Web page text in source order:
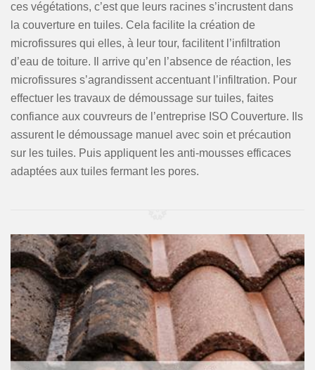
ces végétations, c’est que leurs racines s’incrustent dans
la couverture en tuiles. Cela facilite la création de
microfissures qui elles, à leur tour, facilitent l’infiltration
d’eau de toiture. Il arrive qu’en l’absence de réaction, les
microfissures s’agrandissent accentuant l’infiltration. Pour
effectuer les travaux de démoussage sur tuiles, faites
confiance aux couvreurs de l’entreprise ISO Couverture. Ils
assurent le démoussage manuel avec soin et précaution
sur les tuiles. Puis appliquent les anti-mousses efficaces
adaptées aux tuiles fermant les pores.